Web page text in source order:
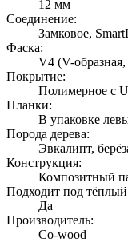
12 мм
Соединение:
Замковое,
Фаска:
V4 (V-
Покрытие:
Полимерное с
Планки:
В упаковке
Порода дерева:
Эвкалипт,
Конструкция:
Композитный
Подходит под
Да
Производитель:
Co-wood